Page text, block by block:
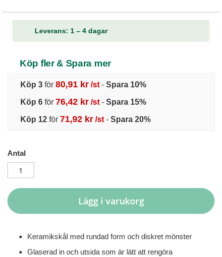
Leverans: 1 – 4 dagar
Köp fler & Spara mer
Köp 3 för 80,91 kr /st - Spara 10%
Köp 6 för 76,42 kr /st - Spara 15%
Köp 12 för 71,92 kr /st - Spara 20%
Antal
Lägg i varukorg
Keramikskål med rundad form och diskret mönster
Glaserad in och utsida som är lätt att rengöra